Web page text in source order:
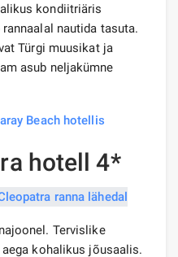
kondiitriäris
nautida tasuta.
Türgi muusikat ja
asub neljakümne
Beach hotellis
hotell 4*
Tervislike
kohalikus jõusaalis.